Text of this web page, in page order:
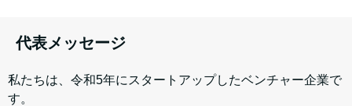
代表メッセージ
私たちは、令和5年にスタートアップしたベンチャー企業で
す。